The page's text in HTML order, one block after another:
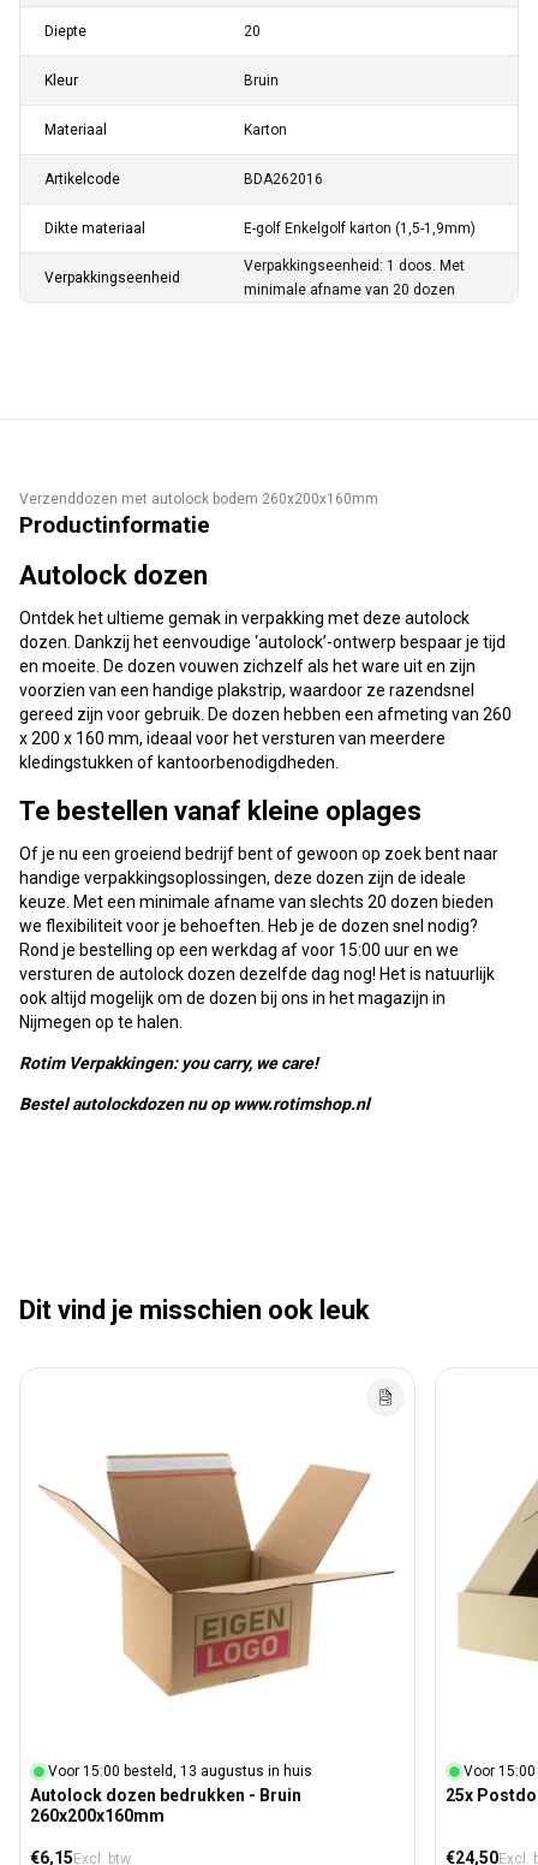
Diepte 20
Kleur Bruin
Materiaal Karton
Artikelcode BDA262016
Dikte materiaal E-golf Enkelgolf karton (1,5-1,9mm)
Verpakkingseenheid
Verpakkingseenheid: 1 doos. Met
minimale afname van 20 dozen
Verzenddozen met autolock bodem 260x200x160mm
Productinformatie
Autolock dozen
Ontdek het ultieme gemak in verpakking met deze autolock
dozen. Dankzij het eenvoudige ‘autolock’-ontwerp bespaar je tijd
en moeite. De dozen vouwen zichzelf als het ware uit en zijn
voorzien van een handige plakstrip, waardoor ze razendsnel
gereed zijn voor gebruik. De dozen hebben een afmeting van 260
x 200 x 160 mm, ideaal voor het versturen van meerdere
kledingstukken of kantoorbenodigdheden.
Te bestellen vanaf kleine oplages
Of je nu een groeiend bedrijf bent of gewoon op zoek bent naar
handige verpakkingsoplossingen, deze dozen zijn de ideale
keuze. Met een minimale afname van slechts 20 dozen bieden
we flexibiliteit voor je behoeften. Heb je de dozen snel nodig?
Rond je bestelling op een werkdag af voor 15:00 uur en we
versturen de autolock dozen dezelfde dag nog! Het is natuurlijk
ook altijd mogelijk om de dozen bij ons in het magazijn in
Nijmegen op te halen.
Rotim Verpakkingen: you carry, we care!
Bestel autolockdozen nu op www.rotimshop.nl
Dit vind je misschien ook leuk
Voor 15:00 besteld, 13 augustus in huis
Autolock dozen bedrukken - Bruin
260x200x160mm
Normale prijs
€6,15Excl. btw
Voor
25x
Normale
€24,50Excl.